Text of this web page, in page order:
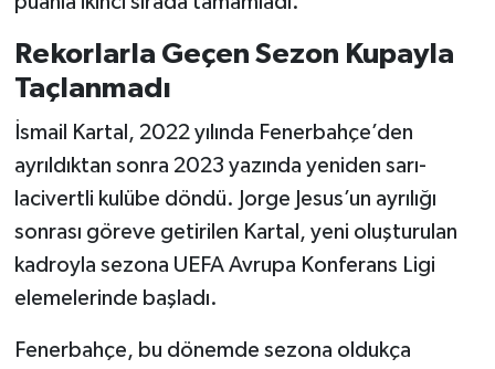
Rekorlarla Geçen Sezon Kupayla
Taçlanmadı
İsmail Kartal, 2022 yılında Fenerbahçe’den
ayrıldıktan sonra 2023 yazında yeniden sarı-
lacivertli kulübe döndü. Jorge Jesus’un ayrılığı
sonrası göreve getirilen Kartal, yeni oluşturulan
kadroyla sezona UEFA Avrupa Konferans Ligi
elemelerinde başladı.
Fenerbahçe, bu dönemde sezona oldukça